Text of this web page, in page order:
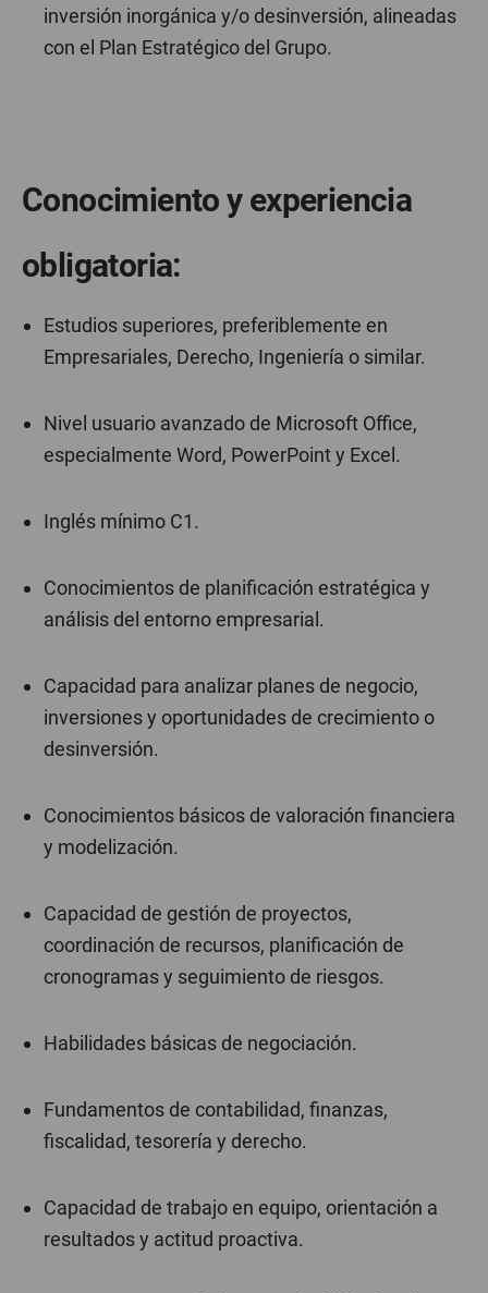
inversión inorgánica y/o desinversión, alineadas
con el Plan Estratégico del Grupo.
Conocimiento y experiencia
obligatoria:
Estudios superiores, preferiblemente en
Empresariales, Derecho, Ingeniería o similar.
Nivel usuario avanzado de Microsoft Office,
especialmente Word, PowerPoint y Excel.
Inglés mínimo C1.
Conocimientos de planificación estratégica y
análisis del entorno empresarial.
Capacidad para analizar planes de negocio,
inversiones y oportunidades de crecimiento o
desinversión.
Conocimientos básicos de valoración financiera
y modelización.
Capacidad de gestión de proyectos,
coordinación de recursos, planificación de
cronogramas y seguimiento de riesgos.
Habilidades básicas de negociación.
Fundamentos de contabilidad, finanzas,
fiscalidad, tesorería y derecho.
Capacidad de trabajo en equipo, orientación a
resultados y actitud proactiva.